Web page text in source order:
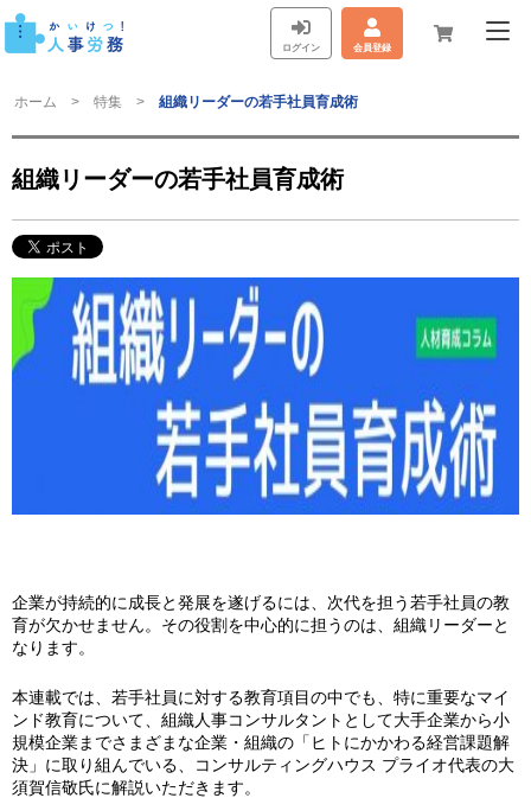
ログイン 会員登録
ホーム 特集 組織リーダーの若手社員育成術
組織リーダーの若手社員育成術
企業が持続的に成長と発展を遂げるには、次代を担う若手社員の教
育が欠かせません。その役割を中心的に担うのは、組織リーダーと
なります。
本連載では、若手社員に対する教育項目の中でも、特に重要なマイ
ンド教育について、組織人事コンサルタントとして大手企業から小
規模企業までさまざまな企業・組織の「ヒトにかかわる経営課題解
決」に取り組んでいる、コンサルティングハウス プライオ代表の大
須賀信敬氏に解説いただきます。